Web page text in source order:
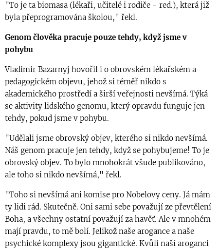
"To je ta biomasa (lékaři, učitelé i rodiče - red.), která již
byla přeprogramována školou," řekl.
Genom člověka pracuje pouze tehdy, když jsme v
pohybu
Vladimir Bazarnyj hovořil i o obrovském lékařském a
pedagogickém objevu, jehož si téměř nikdo s
akademického prostředí a širší veřejnosti nevšímá. Týká
se aktivity lidského genomu, který opravdu funguje jen
tehdy, pokud jsme v pohybu.
"Udělali jsme obrovský objev, kterého si nikdo nevšímá.
Náš genom pracuje jen tehdy, když se pohybujeme! To je
obrovský objev. To bylo mnohokrát všude publikováno,
ale toho si nikdo nevšímá," řekl.
"Toho si nevšímá ani komise pro Nobelovy ceny. Já mám
ty lidi rád. Skutečně. Oni sami sebe považují ze převtělení
Boha, a všechny ostatní považují za havěť. Ale v mnohém
mají pravdu, to mě bolí. Jelikož naše arogance a naše
psychické komplexy jsou gigantické. Kvůli naší aroganci